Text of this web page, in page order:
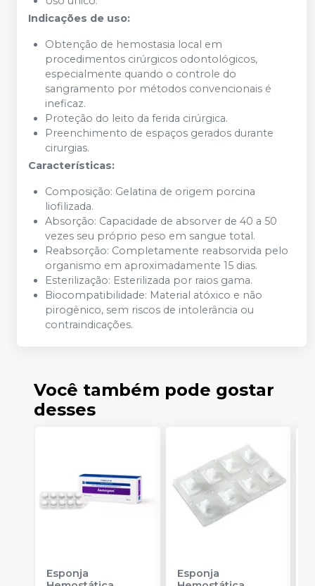
Indicações de uso:
Obtenção de hemostasia local em
procedimentos cirúrgicos odontológicos,
especialmente quando o controle do
sangramento por métodos convencionais é
ineficaz.
Proteção do leito da ferida cirúrgica.
Preenchimento de espaços gerados durante
cirurgias.
Características:
Composição: Gelatina de origem porcina
liofilizada.
Absorção: Capacidade de absorver de 40 a 50
vezes seu próprio peso em sangue total.
Reabsorção: Completamente reabsorvida pelo
organismo em aproximadamente 15 dias.
Esterilização: Esterilizada por raios gama.
Biocompatibilidade: Material atóxico e não
pirogênico, sem riscos de intolerância ou
contraindicações.
Você também pode gostar
desses
Esponja
Esponja